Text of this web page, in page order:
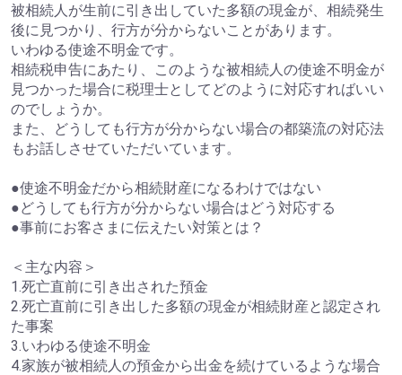
被相続人が生前に引き出していた多額の現金が、相続発生
後に見つかり、行方が分からないことがあります。
いわゆる使途不明金です。
相続税申告にあたり、このような被相続人の使途不明金が
見つかった場合に税理士としてどのように対応すればいい
のでしょうか。
また、どうしても行方が分からない場合の都築流の対応法
もお話しさせていただいています。
●使途不明金だから相続財産になるわけではない
●どうしても行方が分からない場合はどう対応する
●事前にお客さまに伝えたい対策とは？
＜主な内容＞
1.死亡直前に引き出された預金
2.死亡直前に引き出した多額の現金が相続財産と認定され
た事案
3.いわゆる使途不明金
4.家族が被相続人の預金から出金を続けているような場合